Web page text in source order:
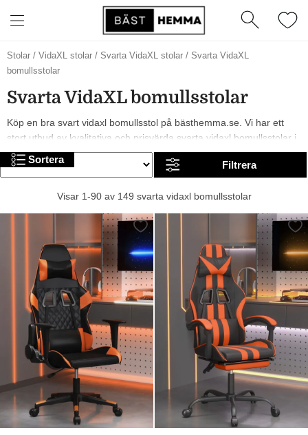
Stolar / VidaXL stolar / Svarta VidaXL stolar / Svarta VidaXL
bomullsstolar
Svarta VidaXL bomullsstolar
Köp en bra svart vidaxl bomullsstol på bästhemma.se. Vi har ett
stort utbud av kvalitativa och prisvärda svarta vidaxl bomullsstolar i
olika modeller, från märken som och vidaXL. År 2026 är det trendigt
med svarta och röda svarta vidaxl bomullsstolar. I sortimentet har vi
Sortera Filtrera
Visar 1-90 av 149 svarta vidaxl bomullsstolar